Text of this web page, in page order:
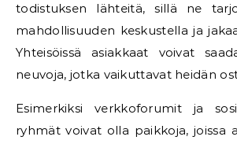
todistuksen lähteitä, sillä ne
mahdollisuuden keskustella ja
Yhteisöissä asiakkaat voivat
neuvoja, jotka vaikuttavat heidän
Esimerkiksi verkkoforumit ja
ryhmät voivat olla paikkoja, joissa